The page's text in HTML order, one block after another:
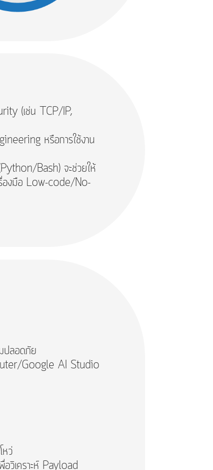
(เช่น TCP/IP,
หรือการใช้งาน
Bash) จะช่วยให้
รื่องมือ Low-code/No-
ปลอดภัย
Google AI Studio
ว่
เคราะห์ Payload